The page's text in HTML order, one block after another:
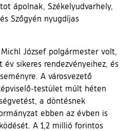
ápolnak, Székelyudvarhely,
Szőgyén nyugdíjas
József polgármester volt,
sikeres rendezvényeihez, és
A városvezető
testület múlt héten
a döntésnek
ebben az évben is
A 1,2 millió forintos